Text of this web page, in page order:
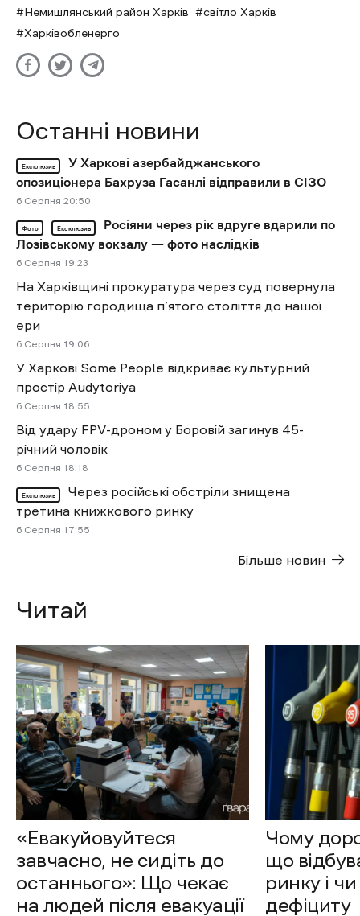
Немишлянський район Харків
світло Харків
Харківобленерго
Останні новини
Ексклюзив
У Харкові азербайджанського
опозиціонера Бахруза Гасанлі відправили в СІЗО
6 Cерпня 20:50
Фото Ексклюзив
Росіяни через рік вдруге вдарили по
Лозівському вокзалу — фото наслідків
6 Cерпня 19:23
На Харківщині прокуратура через суд повернула
територію городища п’ятого століття до нашої
ери
6 Cерпня 19:06
У Харкові Some People відкриває культурний
простір Audytoriya
6 Cерпня 18:55
Від удару FPV-дроном у Боровій загинув 45-
річний чоловік
6 Cерпня 18:18
Ексклюзив
Через російські обстріли знищена
третина книжкового ринку
6 Cерпня 17:55
Більше новин
Читай
«Евакуйовуйтеся
завчасно, не сидіть до
останнього»: Що чекає
на людей після евакуації
Чому
що
ринку і
дефіциту